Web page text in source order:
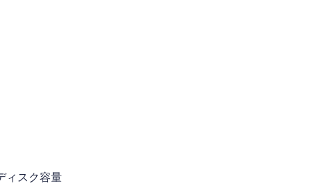
ィスク容量